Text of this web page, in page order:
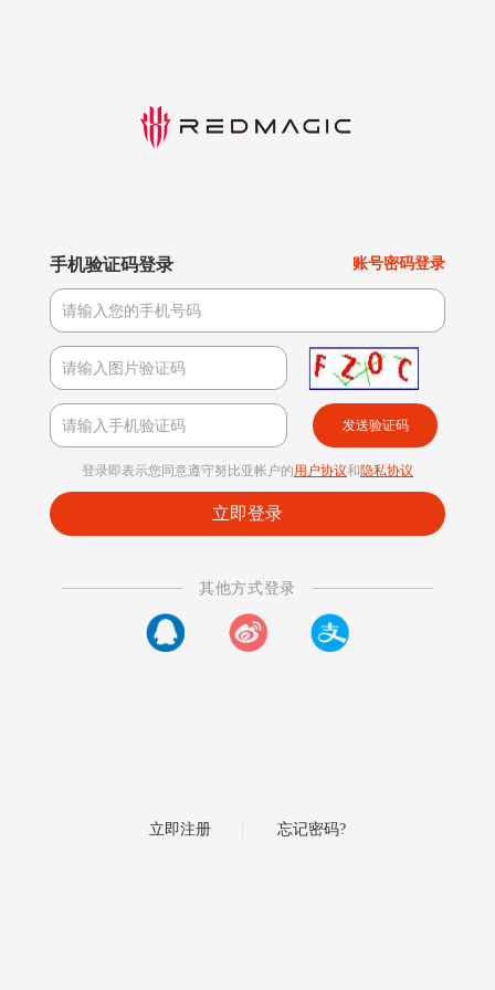
手机验证码登录 账号密码登录
发送验证码
登录即表示您同意遵守努比亚帐户的用户协议和隐私协议
其他方式登录
立即注册 忘记密码?